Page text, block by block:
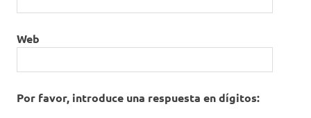
Web
Por favor, introduce una respuesta en dígitos: